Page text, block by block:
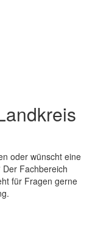
oder wünscht eine
Fachbereich
für Fragen gerne